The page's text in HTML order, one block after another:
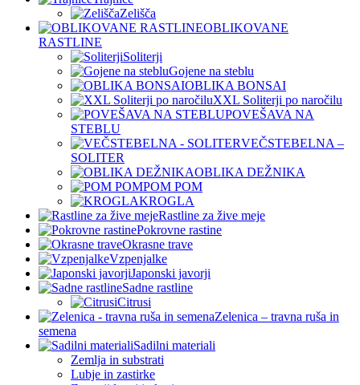
Zelišča
OBLIKOVANE
RASTLINE
Soliterji
Gojene na steblu
OBLIKA BONSAI
XXL Soliterji po naročilu
POVEŠAVA NA
STEBLU
VEČSTEBELNA –
SOLITER
OBLIKA DEŽNIKA
POM POM
KROGLA
Rastline za žive meje
Pokrovne rastine
Okrasne trave
Vzpenjalke
Japonski javorji
Sadne rastline
Citrusi
Zelenica – travna ruša in
semena
Sadilni materiali
Zemlja in substrati
Lubje in zastirke